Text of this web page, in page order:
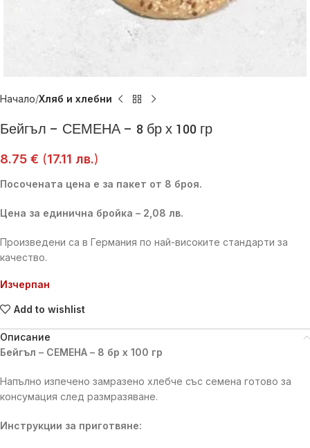
Начало Хляб и хлебни
Бейгъл – СЕМЕНА – 8 бр х 100 гр
8.75 € (17.11 лв.)
Посочената цена е за пакет от 8 броя.
Цена за единична бройка – 2,08 лв.
Произведени са в Германия по най-високите стандарти за
качество.
Изчерпан
Add to wishlist
Описание
Бейгъл – СЕМЕНА – 8 бр х 100 гр
Напълно изпечено замразено хлебче със семена готово за
консумация след размразяване.
Инструкции за приготвяне: